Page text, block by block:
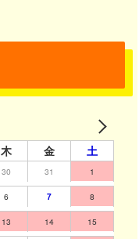
木 金 土
30 31 1
6 7 8
13 14 15